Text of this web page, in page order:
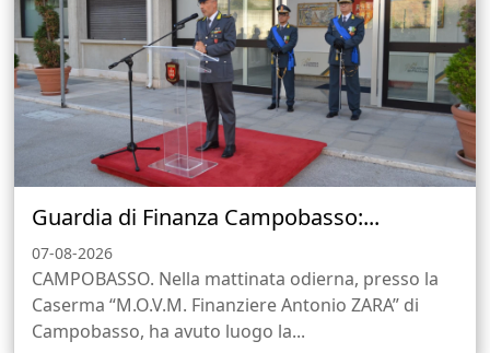
Guardia di Finanza Campobasso:...
07-08-2026
CAMPOBASSO. Nella mattinata odierna, presso la
Caserma “M.O.V.M. Finanziere Antonio ZARA” di
Campobasso, ha avuto luogo la...